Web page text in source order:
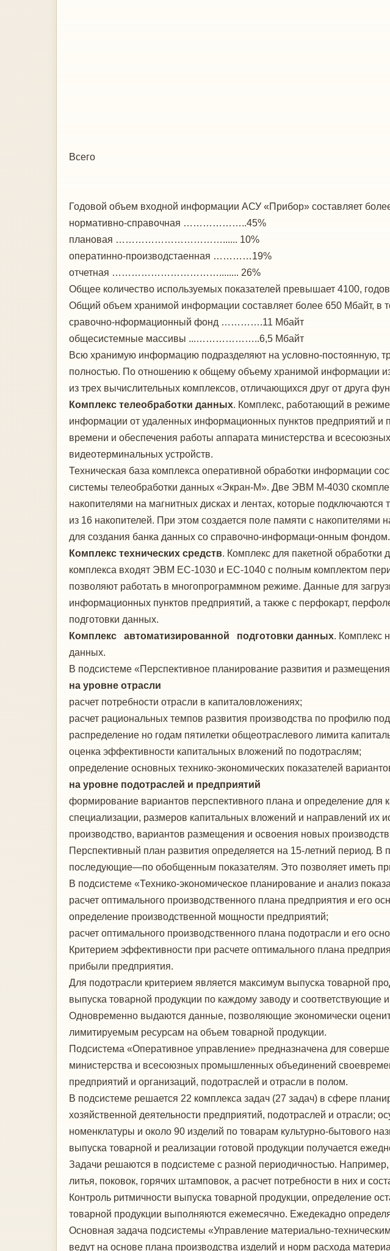
Всего
Годовой объем входной информации АСУ «Прибор» составляет
нормативно-справочная ………………..45%
плановая ……………………………...... 10%
оператинно-производстаенная …………19%
отчетная ……………………………........ 26%
Общее количество используемых показателей превышает 4100,
Общий объем хранимой информации составляет более 650 Мбайт, в
сравочно-нформационный фонд ………….11 Мбайт
общесистемные массивы ...………………..6,5 Мбайт
Всю хранимую информацию подразделяют на условно-постоянную,
полностью. По отношению к общему объему хранимой информации
из трех вычислительных комплексов, отличающихся друг от друга
Комплекс телеобработки данных. Комплекс, работающий в
информации от удаленных информационных пунктов предприятий
времени и обеспечения работы аппарата министерства и
видеотерминальных устройств.
Техническая база комплекса оперативной обработки информации
системы телеобработки данных «Экран-М». Две ЭВМ М-4030
накопителями на магнитных дисках и лентах, которые
из 16 накопителей. При этом создается поле памяти с накопителями
для создания банка данных со справочно-информаци-онным фондом.
Комплекс технических средств. Комплекс для пакетной
комплекса входят ЭВМ ЕС-1030 и ЕС-1040 с полным комплектом
позволяют работать в многопрограммном режиме. Данные для
информационных пунктов предприятий, а также с перфокарт,
подготовки данных.
Комплекс автоматизированной подготовки данных. Комплекс
данных.
В подсистеме «Перспективное планирование развития и
на уровне отрасли
расчет потребности отрасли в капиталовложениях;
расчет рациональных темпов развития производства по профилю
распределение но годам пятилетки общеотраслевого лимита
оценка эффективности капитальных вложений по подотраслям;
определение основных технико-экономических показателей
на уровне подотраслей и предприятий
формирование вариантов перспективного плана и определение для
специализации, размеров капитальных вложений и направлений их
производство, вариантов размещения и освоения новых производств
Перспективный план развития определяется на 15-летний период.
последующие—по обобщенным показателям. Это позволяет иметь
В подсистеме «Технико-экономическое планирование и анализ
расчет оптимального производственного плана предприятия и его
определение производственной мощности предприятий;
расчет оптимального производственного плана подотрасли и его
Критерием эффективности при расчете оптимального плана
прибыли предприятия.
Для подотрасли критерием является максимум выпуска товарной
выпуска товарной продукции по каждому заводу и
Одновременно выдаются данные, позволяющие экономически
лимитируемым ресурсам на объем товарной продукции.
Подсистема «Оперативное управление» предназначена для
министерства и всесоюзных промышленных объединений
предприятий и организаций, подотраслей и отрасли в полом.
В подсистеме решается 22 комплекса задач (27 задач) в сфере
хозяйственной деятельности предприятий, подотраслей и отрасли;
номенклатуры и около 90 изделий по товарам культурно-бытового
выпуска товарной и реализации готовой продукции получается
Задачи решаются в подсистеме с разной периодичностью.
литья, поковок, горячих штамповок, а расчет потребности в них и
Контроль ритмичности выпуска товарной продукции, определение
товарной продукции выполняются ежемесячно. Ежедекадно
Основная задача подсистемы «Управление материально-
ведут на основе плана производства изделий и норм расхода